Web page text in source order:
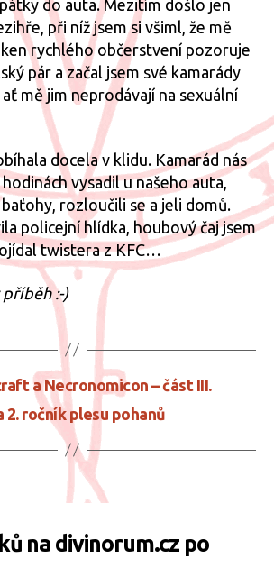
do auta. Mezitím došlo jen
při níž jsem si všiml, že mě
rychlého občerstvení pozoruje
pár a začal jsem své kamarády
mě jim neprodávají na sexuální
docela v klidu. Kamarád nás
vysadil u našeho auta,
rozloučili se a jeli domů.
policejní hlídka, houbový čaj jsem
twistera z KFC…
:-)
a Necronomicon – část III.
2. ročník plesu pohanů
na divinorum.cz po